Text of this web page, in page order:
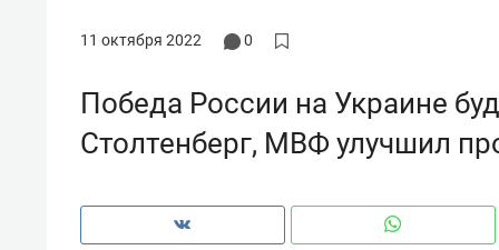
11 октября 2022 0
Победа России на Украине
Столтенберг, МВФ улучшил